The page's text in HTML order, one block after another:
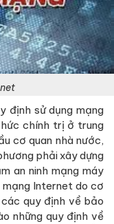
định sử dụng mạng
chính trị ở trung
cơ quan nhà nước,
phải xây dựng
an ninh mạng máy
Internet do cơ
quy định về bảo
những quy định về